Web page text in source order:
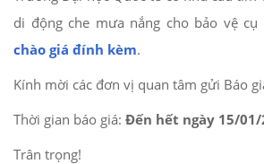
di động che mưa nắng cho bảo vệ cụ
chào giá đính kèm.
Kính mời các đơn vị quan tâm gửi Báo
Thời gian báo giá: Đến hết ngày 15/01/
Trân trọng!